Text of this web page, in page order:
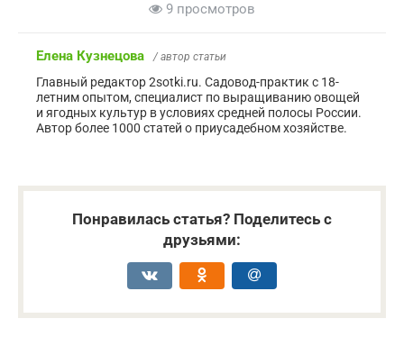
9 просмотров
Елена Кузнецова / автор статьи
Главный редактор 2sotki.ru. Садовод-практик с 18-
летним опытом, специалист по выращиванию овощей
и ягодных культур в условиях средней полосы России.
Автор более 1000 статей о приусадебном хозяйстве.
Понравилась статья? Поделитесь с
друзьями: